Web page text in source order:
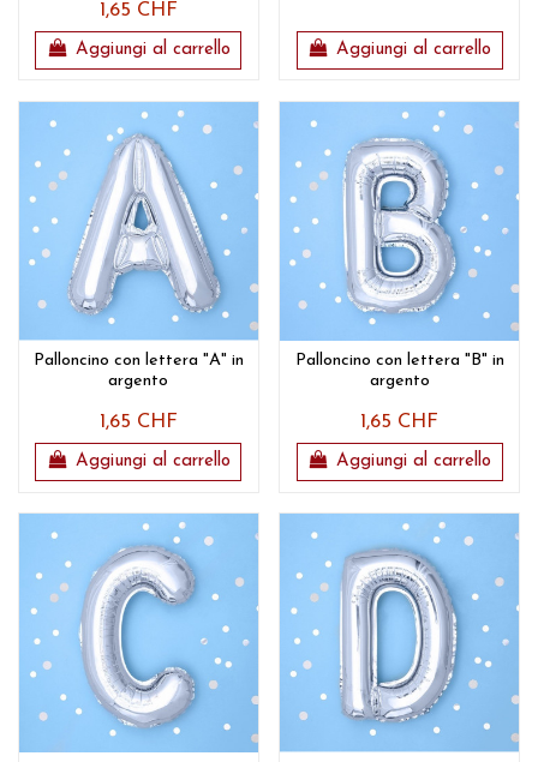
1,65 CHF
Aggiungi al carrello Aggiungi al carrello
Palloncino con lettera "A" in
argento
1,65 CHF
Aggiungi al carrello
Palloncino con lettera "B" in
argento
1,65 CHF
Aggiungi al carrello